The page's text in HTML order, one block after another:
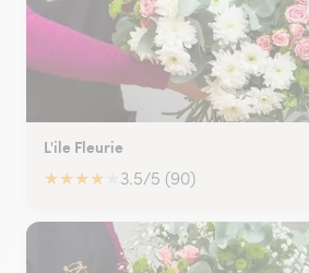
L'ile Fleurie
★★★★ 3.5/5 (90)